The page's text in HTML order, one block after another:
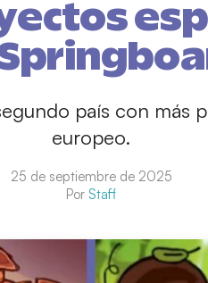
país con
europeo.
25 de septiembre de 2025
Por Staff